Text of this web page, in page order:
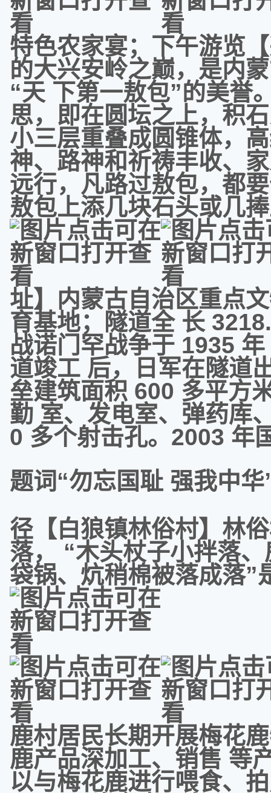
特色农家宴；下午游览
的大兴安岭之巅，是内
“天 下第一敖包”的美誉
思，即在圆坛之上，积
小三层重叠成圆锥体，
神、路神和祈祷丰收、
远行，凡路过敖包，都
敖包上添几块石头或几
址】内蒙古自治区重点
育基地；隧道全 长
战诺门罕战争于 1935
道竣工 后，日军在隧道
垒建筑面积 600 多平方
勤 室、发电室、弹药库
0 多个射击孔。2003 年
题词“勿忘国耻 强我中
径【白狼镇林俗村】林
落， “木头杖子小拌落
袋锅、炕稍棉被落成落”
鹿村居民长期开展梅花
鹿产品深加工、销售 等
以与梅花鹿进行喂食、